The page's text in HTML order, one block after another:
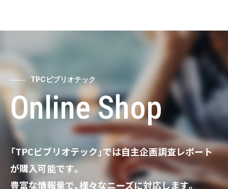
TPCビブリオテック
Online Shop
「TPCビブリオテック」では自主企画調査レポート
が購入可能です。
豊富な情報量で、様々なニーズに対応します。